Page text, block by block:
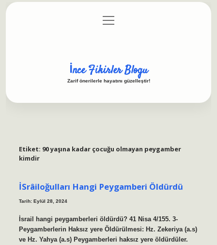
Gizlilik Politikası
menüyü
aç
İnce Fikirler Blogu
Zarif önerilerle hayatını güzelleştir!
Etiket: 90 yaşına kadar çocuğu olmayan peygamber
kimdir
İSrâiloğulları Hangi Peygamberi Öldürdü
Tarih: Eylül 28, 2024
İsrail hangi peygamberleri öldürdü? 41 Nisa 4/155. 3-
Peygamberlerin Haksız yere Öldürülmesi: Hz. Zekeriya (a.s)
ve Hz. Yahya (a.s) Peygamberleri haksız yere öldürdüler.